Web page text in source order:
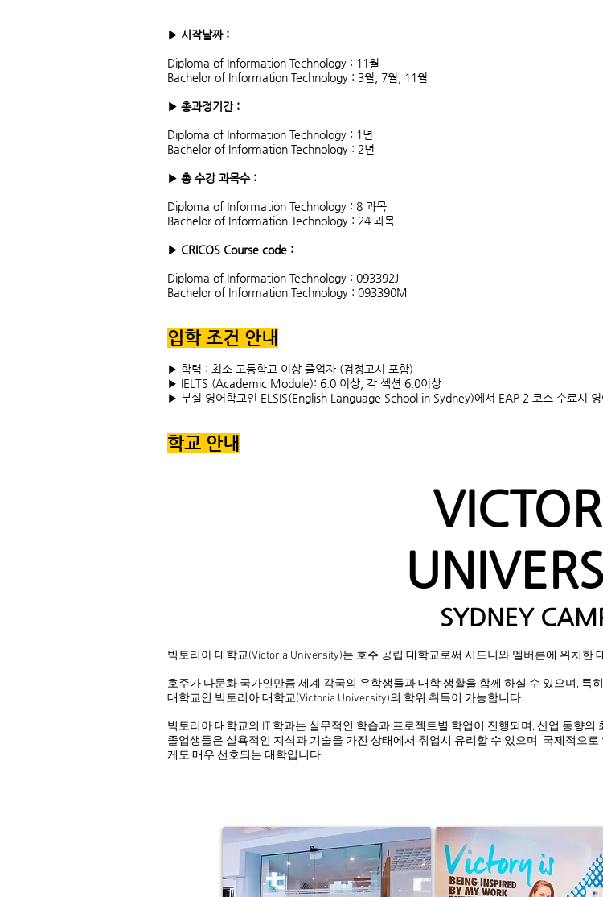
▶ 시작날짜 :
Diploma of Information Technology : 11월
Bachelor of Information Technology : 3월, 7월, 11월
▶ 총과정기간 :
Diploma of Information Technology : 1년
Bachelor of Information Technology : 2년
▶ 총 수강 과목수 :
Diploma of Information Technology : 8 과목
Bachelor of Information Technology : 24 과목
▶ CRICOS Course code :
Diploma of Information Technology : 093392J
Bachelor of Information Technology : 093390M
입학 조건 안내
▶ 학력 : 최소 고등학교 이상 졸업자 (검정고시 포함)
▶ IELTS (Academic Module): 6.0 이상, 각 섹션 6.0이상
▶ 부설 영어학교인 ELSIS(English Language School in Sydney)에서 EAP 2 코스 수료시 영
학교 안내
SYDNEY
빅토리아 대학교(Victoria University)는 호주 공립 대학교로써 시드니와 멜버른에 위치한
호주가 다문화 국가인만큼 세계 각국의 유학생들과 대학 생활을 함께 하실 수 있으며, 특
대학교인 빅토리아 대학교(Victoria University)의 학위 취득이 가능합니다.
빅토리아 대학교의 IT 학과는 실무적인 학습과 프로젝트별 학업이 진행되며, 산업 동향
졸업생들은 실욕적인 지식과 기술을 가진 상태에서 취업시 유리할 수 있으며, 국제적으
게도 매우 선호되는 대학입니다.